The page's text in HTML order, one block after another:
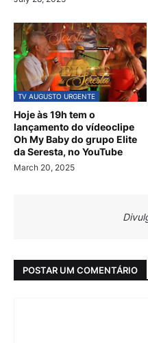
TV AUGUSTO URGENTE
Hoje às 19h tem o
lançamento do vídeoclipe
Oh My Baby do grupo Elite
da Seresta, no YouTube
March 20, 2025
POSTAR UM COMENTÁRIO